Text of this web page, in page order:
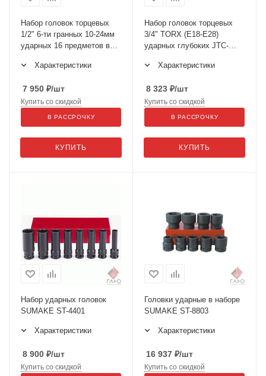
Набор головок торцевых
1/2" 6-ти гранных 10-24мм
ударных 16 предметов в
Характеристики
7 950 ₽/шт
КУПИТЬ
Купить со скидкой
В РАССРОЧКУ
Набор головок торцевых
3/4" TORX (E18-E28)
ударных глубоких JTC-
Характеристики
8 323 ₽/шт
КУПИТЬ
Купить со скидкой
В РАССРОЧКУ
Набор ударных головок
SUMAKE ST-4401
Характеристики
8 900 ₽/шт
Купить со скидкой
Головки ударные в наборе
SUMAKE ST-8803
Характеристики
16 937 ₽/шт
Купить со скидкой